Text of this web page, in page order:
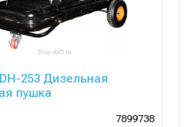
253 Дизельная
пушка
7899738